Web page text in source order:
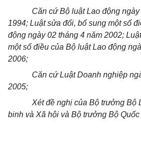
Căn cứ Bộ luật Lao động
1994; Luật sửa đổi, bổ sung một số
động ngày 02 tháng 4 năm 2002;
một số điều của Bộ luật Lao động
2006;
Căn cứ Luật Doanh nghiệp
2005;
Xét đề nghị của Bộ trưởng Bộ
binh và Xã hội và Bộ trưởng Bộ Quốc